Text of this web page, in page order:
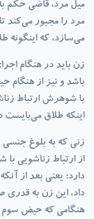
میل مرد، قاضی حکم
مرد را مجبور می‌کند
می‌سازد، که اینگونه
زن باید در هنگام
باشد و نیز از هنگام
با شوهرش ارتباط
اینکه طلاق می‌بایست
زنی که به بلوغ جنسی
از ارتباط زناشویی
دارد؛ یعنی بعد از
داد، این زن به قدری
هنگامی که حیض سوم